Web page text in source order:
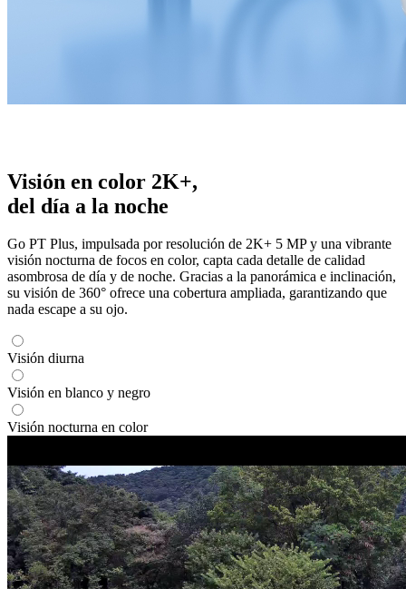
Visión en color 2K+,
del día a la noche
Go PT Plus, impulsada por resolución de 2K+ 5 MP y una vibrante
visión nocturna de focos en color, capta cada detalle de calidad
asombrosa de día y de noche. Gracias a la panorámica e inclinación,
su visión de 360° ofrece una cobertura ampliada, garantizando que
nada escape a su ojo.
Visión diurna
Visión en blanco y negro
Visión nocturna en color